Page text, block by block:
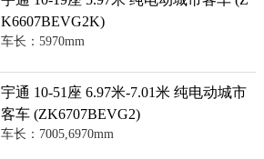
K6607BEVG2K)
车长：5970mm
宇通 10-51座 6.97米-7.01米 纯电动城市
客车 (ZK6707BEVG2)
车长：7005,6970mm